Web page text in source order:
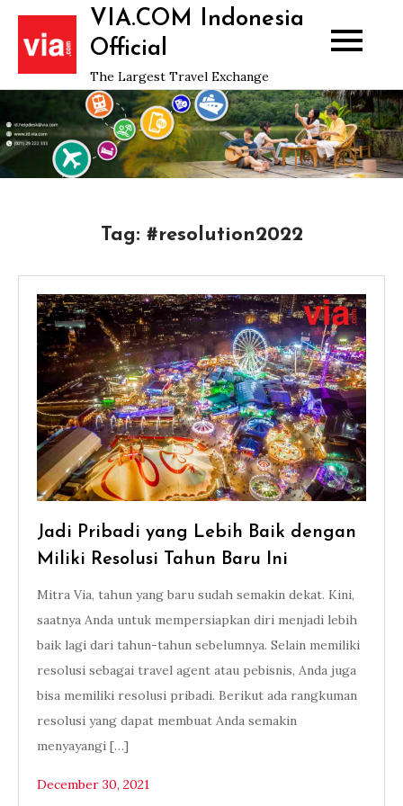
Skip
content
VIA.COM Indonesia
Official
The Largest Travel Exchange
Tag: #resolution2022
Jadi Pribadi yang Lebih Baik dengan
Miliki Resolusi Tahun Baru Ini
Mitra Via, tahun yang baru sudah semakin dekat. Kini,
saatnya Anda untuk mempersiapkan diri menjadi lebih
baik lagi dari tahun-tahun sebelumnya. Selain memiliki
resolusi sebagai travel agent atau pebisnis, Anda juga
bisa memiliki resolusi pribadi. Berikut ada rangkuman
resolusi yang dapat membuat Anda semakin
menyayangi […]
December 30, 2021